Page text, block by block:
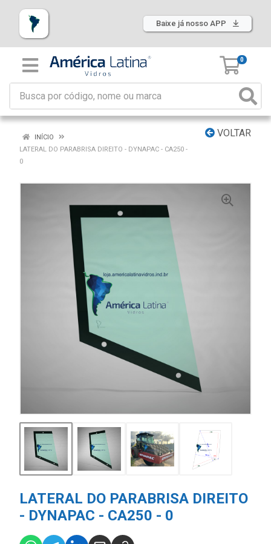
Baixe já nosso APP
0
VOLTAR
INÍCIO
LATERAL DO PARABRISA DIREITO - DYNAPAC - CA250 -
0
LATERAL DO PARABRISA DIREITO
- DYNAPAC - CA250 - 0